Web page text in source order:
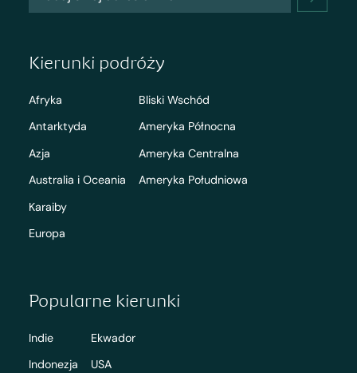
Kierunki podróży
Afryka
Antarktyda
Azja
Australia i Oceania
Karaiby
Europa
Bliski Wschód
Ameryka Północna
Ameryka Centralna
Ameryka Południowa
Popularne kierunki
Indie
Indonezja
Ekwador
USA